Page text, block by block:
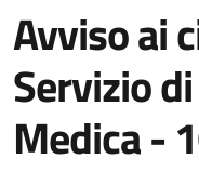
Avviso ai
Servizio
Medica -